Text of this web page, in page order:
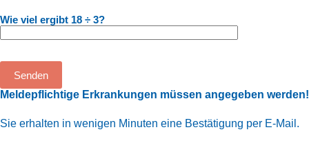
Wie viel ergibt 18 ÷ 3?
A
t
e
Meldepflichtige Erkrankungen müssen angegeben werden!
Sie erhalten in wenigen Minuten eine Bestätigung per E-Mail.